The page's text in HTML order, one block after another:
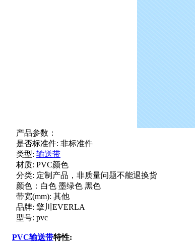
产品参数：
是否标准件: 非标准件
类型: 输送带
材质: PVC颜色
分类: 定制产品，非质量问题不能退换货
颜色：白色 墨绿色 黑色
带宽(mm): 其他
品牌: 擎川EVERLA
型号: pvc
PVC输送带特性: